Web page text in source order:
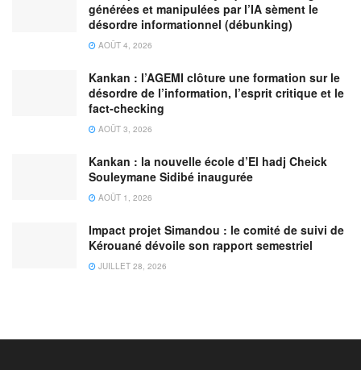
générées et manipulées par l’IA sèment le
désordre informationnel (débunking)
AOÛT 4, 2026
Kankan : l’AGEMI clôture une formation sur le
désordre de l’information, l’esprit critique et le
fact-checking
AOÛT 3, 2026
Kankan : la nouvelle école d’El hadj Cheick
Souleymane Sidibé inaugurée
AOÛT 1, 2026
Impact projet Simandou : le comité de suivi de
Kérouané dévoile son rapport semestriel
JUILLET 28, 2026